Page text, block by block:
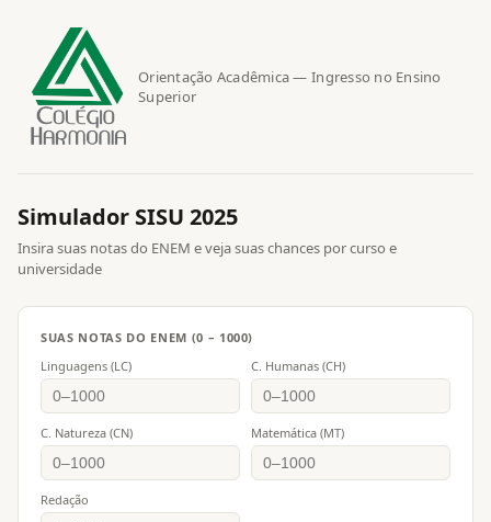
Orientação Acadêmica — Ingresso no Ensino
Superior
Simulador SISU 2025
Insira suas notas do ENEM e veja suas chances por curso e
universidade
SUAS NOTAS DO ENEM (0 – 1000)
Linguagens (LC)
C. Humanas (CH)
C. Natureza (CN) Matemática (MT)
Redação